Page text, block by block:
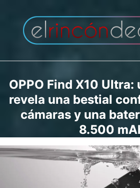
contenido
OPPO Find X10
revela una bestial
cámaras y una
8.500